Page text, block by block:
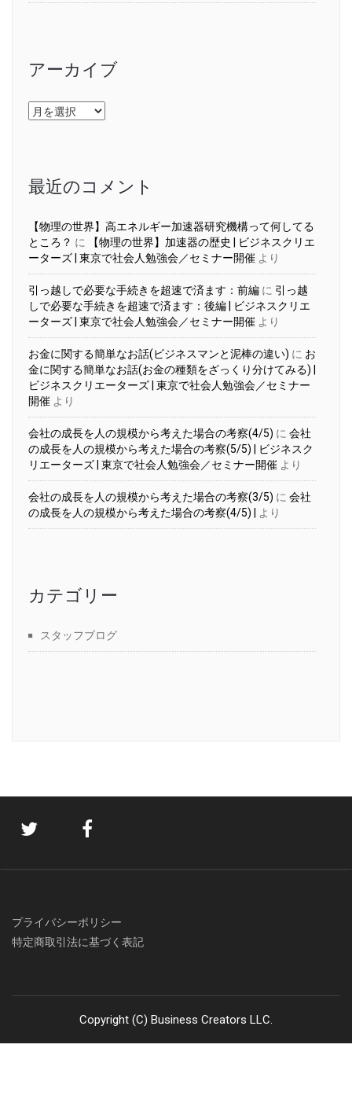
アーカイブ
ア
ー
最近のコメント
【物理の世界】高エネルギー加速器研究機構って何してる
ところ？ に
【物理の世界】加速器の歴史 | ビジネスクリエ
ーターズ | 東京で社会人勉強会／セミナー開催 より
引っ越しで必要な手続きを超速で済ます：前編 に 引っ越
しで必要な手続きを超速で済ます：後編 | ビジネスクリエ
ーターズ | 東京で社会人勉強会／セミナー開催 より
お金に関する簡単なお話(ビジネスマンと泥棒の違い) に お
金に関する簡単なお話(お金の種類をざっくり分けてみる) |
ビジネスクリエーターズ | 東京で社会人勉強会／セミナー
開催 より
会社の成長を人の規模から考えた場合の考察(4/5) に 会社
の成長を人の規模から考えた場合の考察(5/5) | ビジネスク
リエーターズ | 東京で社会人勉強会／セミナー開催 より
会社の成長を人の規模から考えた場合の考察(3/5) に 会社
の成長を人の規模から考えた場合の考察(4/5) |
より
カテゴリー
スタッフブログ
プライバシーポリシー
特定商取引法に基づく表記
Copyright (C) Business Creators LLC.